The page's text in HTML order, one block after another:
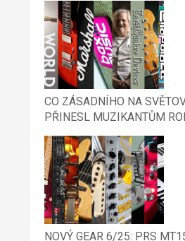
CO ZÁSADNÍHO NA
PŘINESL MUZIKANTŮM
NOVÝ GEAR 6/25: PRS